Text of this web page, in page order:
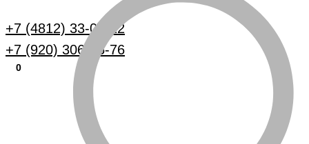
+7 (4812) 33-00-22
+7 (920) 306-25-76
0